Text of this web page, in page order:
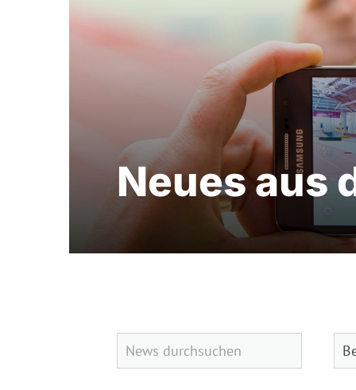
Neues aus
Quicklinks